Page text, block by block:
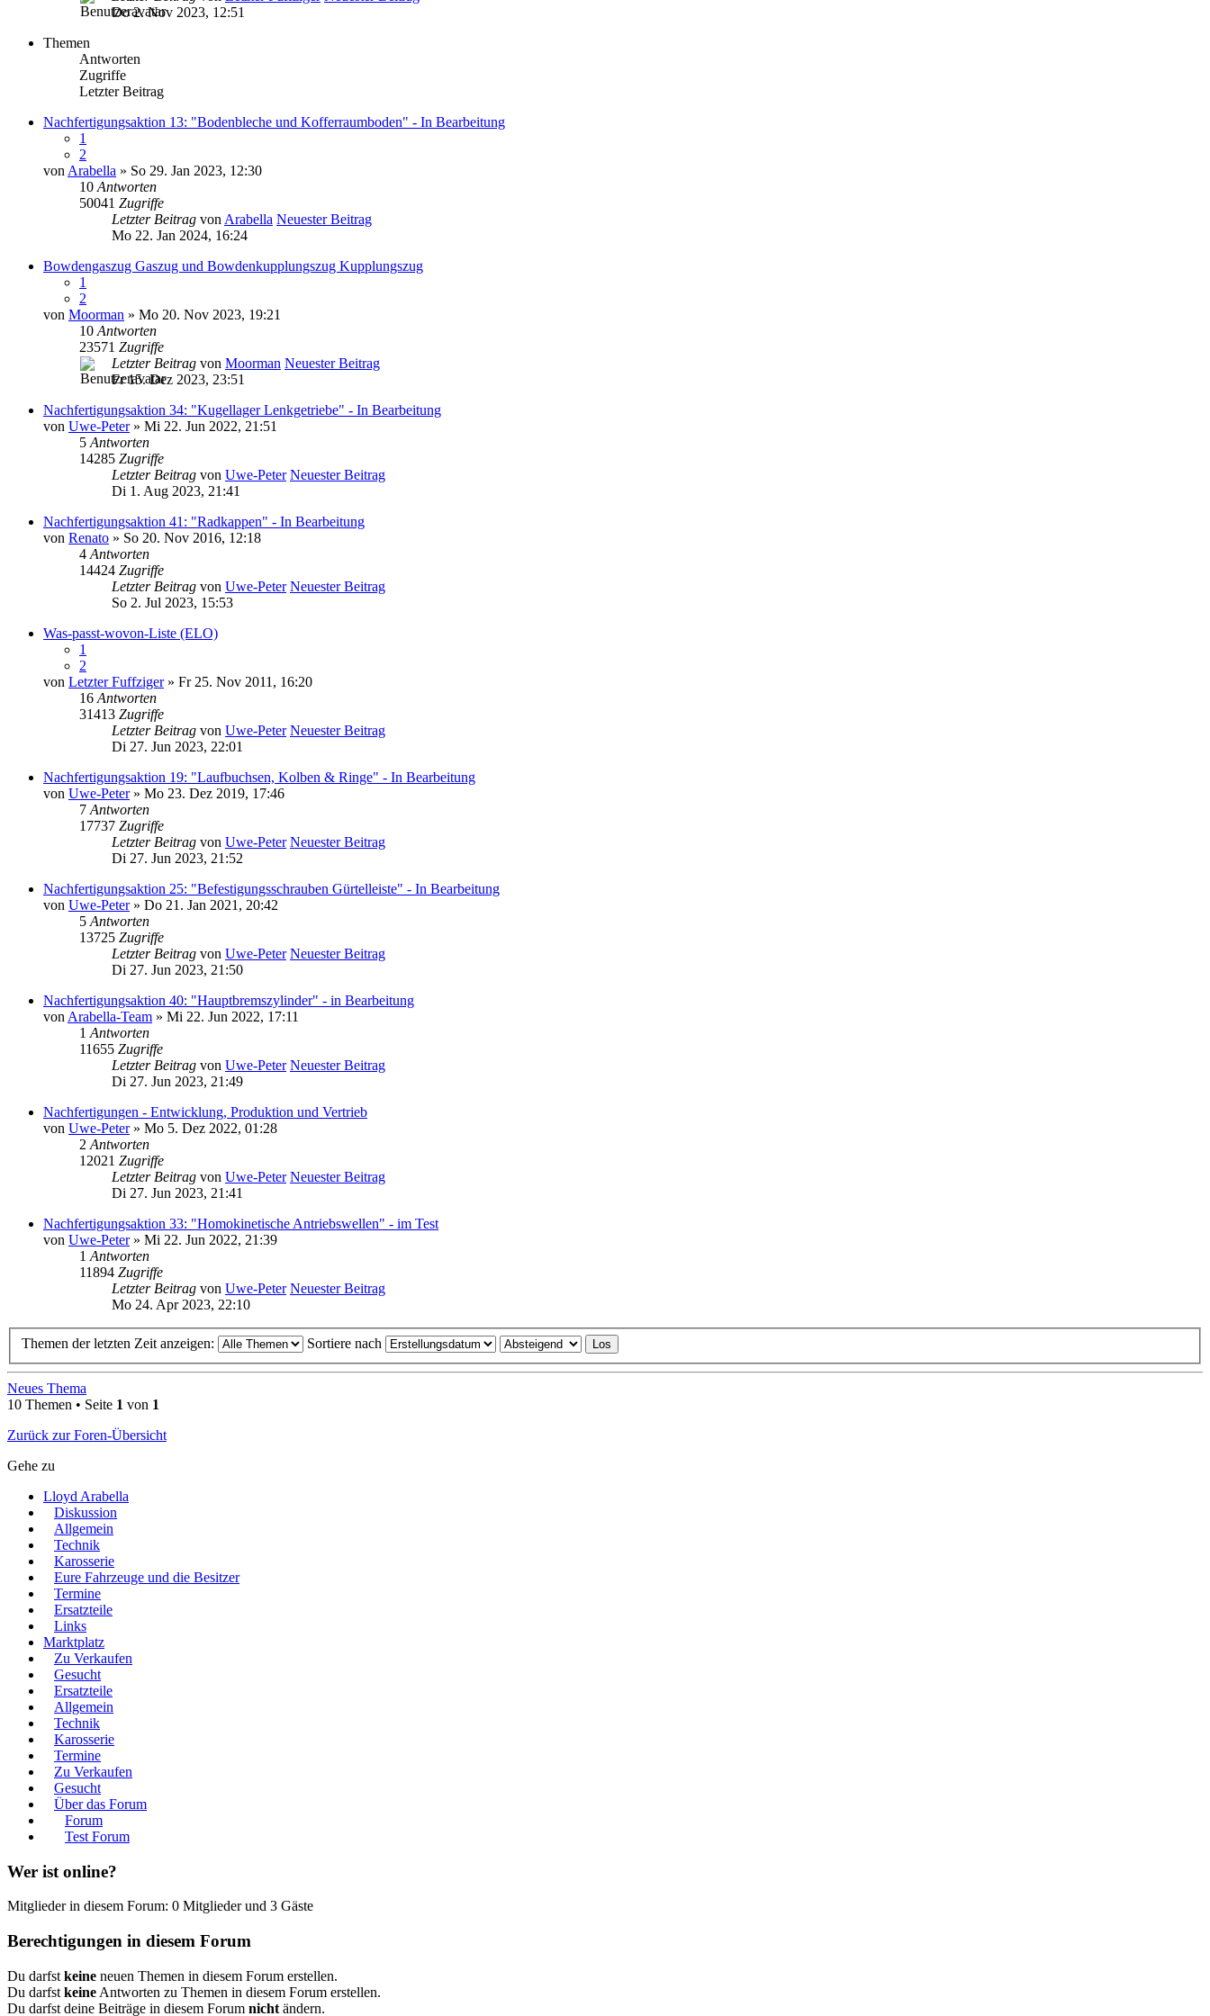
Do 2. Nov 2023, 12:51
Themen
Antworten
Zugriffe
Letzter Beitrag
Nachfertigungsaktion 13: "Bodenbleche und Kofferraumboden" - In Bearbeitung
1
2
von Arabella » So 29. Jan 2023, 12:30
10 Antworten
50041 Zugriffe
Letzter Beitrag von Arabella Neuester Beitrag
Mo 22. Jan 2024, 16:24
Bowdengaszug Gaszug und Bowdenkupplungszug Kupplungszug
1
2
von Moorman » Mo 20. Nov 2023, 19:21
10 Antworten
23571 Zugriffe
Letzter Beitrag von Moorman Neuester Beitrag
Fr 15. Dez 2023, 23:51
Nachfertigungsaktion 34: "Kugellager Lenkgetriebe" - In Bearbeitung
von Uwe-Peter» Mi 22. Jun 2022, 21:51
5 Antworten
14285 Zugriffe
Letzter Beitrag von Uwe-Peter Neuester Beitrag
Di 1. Aug 2023, 21:41
Nachfertigungsaktion 41: "Radkappen" - In Bearbeitung
von Renato » So 20. Nov 2016, 12:18
4 Antworten
14424 Zugriffe
Letzter Beitrag von Uwe-Peter Neuester Beitrag
So 2. Jul 2023, 15:53
Was-passt-wovon-Liste (ELO)
1
2
von Letzter Fuffziger» Fr 25. Nov 2011, 16:20
16 Antworten
31413 Zugriffe
Letzter Beitrag von Uwe-Peter Neuester Beitrag
Di 27. Jun 2023, 22:01
Nachfertigungsaktion 19: "Laufbuchsen, Kolben & Ringe" - In Bearbeitung
von Uwe-Peter» Mo 23. Dez 2019, 17:46
7 Antworten
17737 Zugriffe
Letzter Beitrag von Uwe-Peter Neuester Beitrag
Di 27. Jun 2023, 21:52
Nachfertigungsaktion 25: "Befestigungsschrauben Gürtelleiste" - In Bearbeitung
von Uwe-Peter» Do 21. Jan 2021, 20:42
5 Antworten
13725 Zugriffe
Letzter Beitrag von Uwe-Peter Neuester Beitrag
Di 27. Jun 2023, 21:50
Nachfertigungsaktion 40: "Hauptbremszylinder" - in Bearbeitung
von Arabella-Team » Mi 22. Jun 2022, 17:11
1 Antworten
11655 Zugriffe
Letzter Beitrag von Uwe-Peter Neuester Beitrag
Di 27. Jun 2023, 21:49
Nachfertigungen - Entwicklung, Produktion und Vertrieb
von Uwe-Peter» Mo 5. Dez 2022, 01:28
2 Antworten
12021 Zugriffe
Letzter Beitrag von Uwe-Peter Neuester Beitrag
Di 27. Jun 2023, 21:41
Nachfertigungsaktion 33: "Homokinetische Antriebswellen" - im Test
von Uwe-Peter» Mi 22. Jun 2022, 21:39
1 Antworten
11894 Zugriffe
Letzter Beitrag von Uwe-Peter Neuester Beitrag
Mo 24. Apr 2023, 22:10
Themen der letzten Zeit anzeigen: Sortiere nach
Neues Thema
10 Themen • Seite 1 von 1
Zurück zur Foren-Übersicht
Gehe zu
Lloyd Arabella
Diskussion
Allgemein
Technik
Karosserie
Eure Fahrzeuge und die Besitzer
Termine
Ersatzteile
Links
Marktplatz
Zu Verkaufen
Gesucht
Ersatzteile
Allgemein
Technik
Karosserie
Termine
Zu Verkaufen
Gesucht
Über das Forum
Forum
Test Forum
Wer ist online?
Mitglieder in diesem Forum: 0 Mitglieder und 3 Gäste
Berechtigungen in diesem Forum
Du darfst keine neuen Themen in diesem Forum erstellen.
Du darfst keine Antworten zu Themen in diesem Forum erstellen.
Du darfst deine Beiträge in diesem Forum nicht ändern.